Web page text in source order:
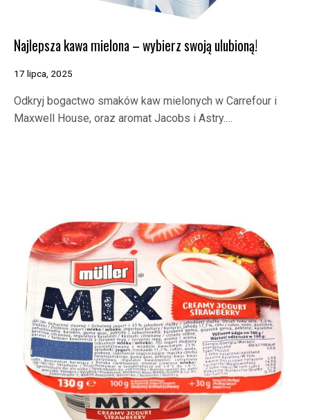
Najlepsza kawa mielona – wybierz swoją ulubioną!
17 lipca, 2025
Odkryj bogactwo smaków kaw mielonych w Carrefour i
Maxwell House, oraz aromat Jacobs i Astry.…